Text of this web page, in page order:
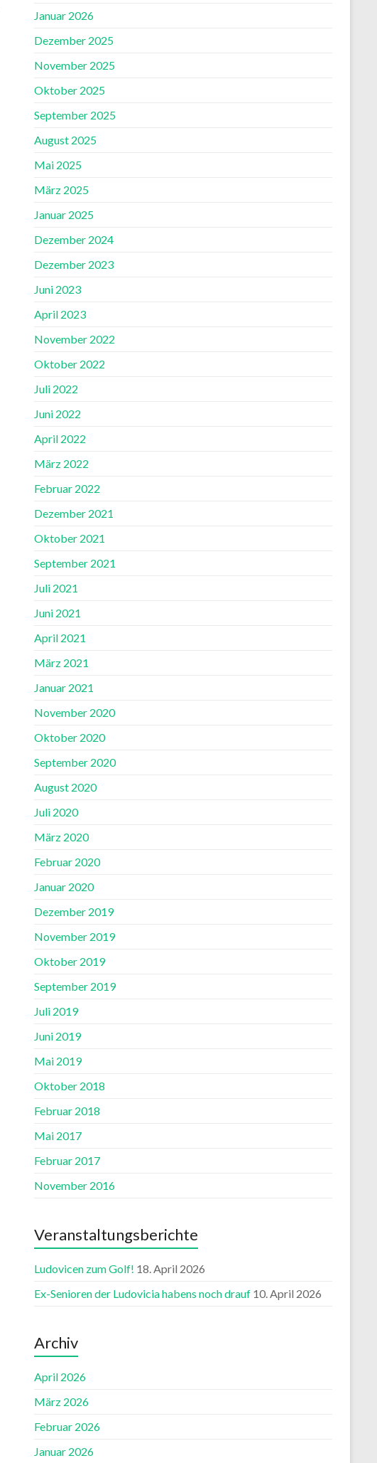
Januar 2026
Dezember 2025
November 2025
Oktober 2025
September 2025
August 2025
Mai 2025
März 2025
Januar 2025
Dezember 2024
Dezember 2023
Juni 2023
April 2023
November 2022
Oktober 2022
Juli 2022
Juni 2022
April 2022
März 2022
Februar 2022
Dezember 2021
Oktober 2021
September 2021
Juli 2021
Juni 2021
April 2021
März 2021
Januar 2021
November 2020
Oktober 2020
September 2020
August 2020
Juli 2020
März 2020
Februar 2020
Januar 2020
Dezember 2019
November 2019
Oktober 2019
September 2019
Juli 2019
Juni 2019
Mai 2019
Oktober 2018
Februar 2018
Mai 2017
Februar 2017
November 2016
Veranstaltungsberichte
Ludovicen zum Golf! 18. April 2026
Ex-Senioren der Ludovicia habens noch drauf 10. April 2026
Archiv
April 2026
März 2026
Februar 2026
Januar 2026